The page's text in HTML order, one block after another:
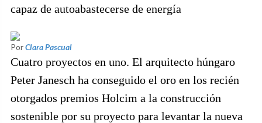
capaz de autoabastecerse de energía
PorClara Pascual
Cuatro proyectos en uno. El arquitecto húngaro
Peter Janesch ha conseguido el oro en los recién
otorgados premios Holcim a la construcción
sostenible por su proyecto para levantar la nueva